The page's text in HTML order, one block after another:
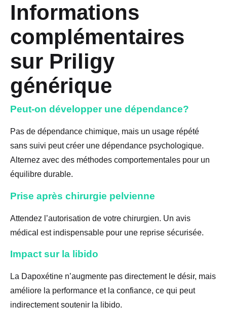
Informations
complémentaires
sur Priligy
générique
Peut-on développer une dépendance?
Pas de dépendance chimique, mais un usage répété
sans suivi peut créer une dépendance psychologique.
Alternez avec des méthodes comportementales pour un
équilibre durable.
Prise après chirurgie pelvienne
Attendez l’autorisation de votre chirurgien. Un avis
médical est indispensable pour une reprise sécurisée.
Impact sur la libido
La Dapoxétine n’augmente pas directement le désir, mais
améliore la performance et la confiance, ce qui peut
indirectement soutenir la libido.